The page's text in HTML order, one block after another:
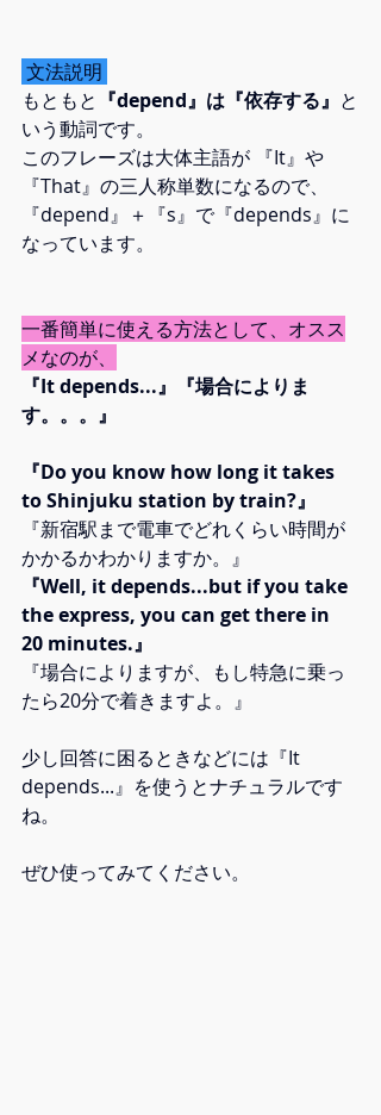
文法説明
もともと 『depend』は『依存する』 と
いう動詞です。
このフレーズは大体主語が 『It』や
『That』の三人称単数になるので、
『depend』＋『s』で『depends』に
なっています。
一番簡単に使える方法として、オスス
メなのが、
『It depends...』『場合によりま
す。。。』
『Do you know how long it takes
to Shinjuku station by train?』
『新宿駅まで電車でどれくらい時間が
かかるかわかりますか。』
『Well, it depends...but if you take
the express, you can get there in
20 minutes.』
『場合によりますが、もし特急に乗っ
たら20分で着きますよ。』
少し回答に困るときなどには『It
depends...』を使うとナチュラルです
ね。
ぜひ使ってみてください。